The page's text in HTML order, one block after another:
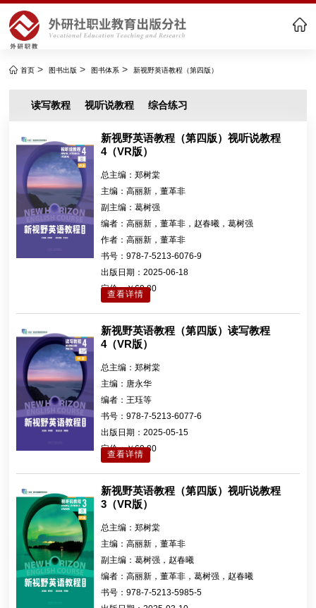
首页 > 图书出版 > 图书体系 > 新视野英语教程（第四版）
读写教程 视听说教程 综合练习
新视野英语教程（第四版）视听说教程
4（VR版）
总主编：郑树棠
主编：高丽新，董革非
副主编：葛树强
编者：高丽新，董革非，赵春曦，葛树强
作者：高丽新，董革非
书号：978-7-5213-6076-9
出版日期：2025-06-18
定价：￥69.80
查看详情
新视野英语教程（第四版）读写教程
4（VR版）
总主编：郑树棠
主编： 唐永华
编者：王珏等
书号：978-7-5213-6077-6
出版日期：2025-05-15
定价：￥69.80
查看详情
新视野英语教程（第四版）视听说教程
3（VR版）
总主编：郑树棠
主编：高丽新，董革非
副主编：葛树强，赵春曦
编者：高丽新，董革非，葛树强，赵春曦
书号：978-7-5213-5985-5